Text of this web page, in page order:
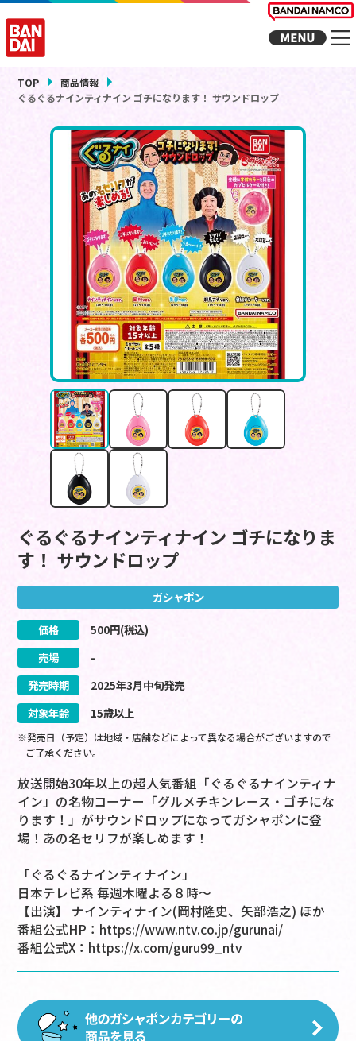
TOP
商品情報
ぐるぐるナインティナイン ゴチになります！ サウンドロップ
ぐるぐるナインティナイン ゴチになりま
す！ サウンドロップ
ガシャポン
価格 500円(税込)
売場
-
発売時期
2025年3月中旬発売
対象年齢
15歳以上
※発売日（予定）は地域・店舗などによって異なる場合がございますので
ご了承ください。
放送開始30年以上の超人気番組「ぐるぐるナインティナ
イン」の名物コーナー「グルメチキンレース・ゴチにな
ります！」がサウンドロップになってガシャポンに登
場！あの名セリフが楽しめます！
「ぐるぐるナインティナイン」
日本テレビ系 毎週木曜よる８時～
【出演】 ナインティナイン(岡村隆史、矢部浩之) ほか
番組公式HP： https://www.ntv.co.jp/gurunai/
番組公式X： https://x.com/guru99_ntv